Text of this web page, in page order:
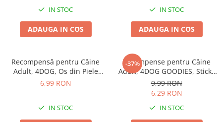
IN STOC
ADAUGA IN COS
IN STOC
ADAUGA IN COS
Recompensă pentru Câine
Adult, 4DOG, Os din Piele
Presată, 15cm
6,99 RON
IN STOC
-37%
Recompense pentru Câine
Adult, 4DOG GOODIES, Sticks
din Orez, Talie Mică, 12 cm, 6
bucăți/pungă
9,99 RON
6,29 RON
IN STOC